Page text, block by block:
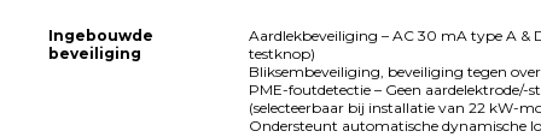
Ingebouwde
beveiliging
Aardlekbeveiliging – AC 30 mA type A &
testknop)
Bliksembeveiliging, beveiliging tegen
PME-foutdetectie – Geen aardelektrode/-
(selecteerbaar bij installatie van 22 kW-
Ondersteunt automatische dynamische